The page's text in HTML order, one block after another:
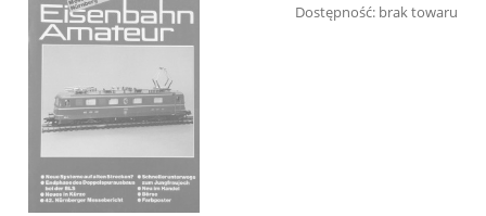
Dostępność: brak towaru